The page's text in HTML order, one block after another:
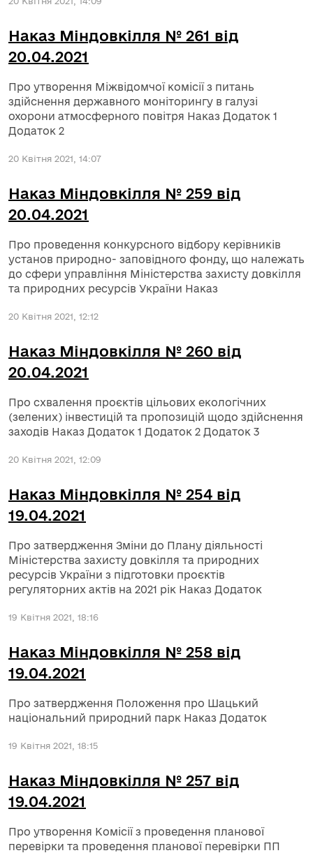
Наказ Міндовкілля № 261 від
20.04.2021
Про утворення Міжвідомчої комісії з питань
здійснення державного моніторингу в галузі
охорони атмосферного повітря Наказ Додаток 1
Додаток 2
20 Квітня 2021, 14:07
Наказ Міндовкілля № 259 від
20.04.2021
Про проведення конкурсного відбору керівників
установ природно- заповідного фонду, що належать
до сфери управління Міністерства захисту довкілля
та природних ресурсів України Наказ
20 Квітня 2021, 12:12
Наказ Міндовкілля № 260 від
20.04.2021
Про схвалення проєктів цільових екологічних
(зелених) інвестицій та пропозицій щодо здійснення
заходів Наказ Додаток 1 Додаток 2 Додаток 3
20 Квітня 2021, 12:09
Наказ Міндовкілля № 254 від
19.04.2021
Про затвердження Зміни до Плану діяльності
Міністерства захисту довкілля та природних
ресурсів України з підготовки проєктів
регуляторних актів на 2021 рік Наказ Додаток
19 Квітня 2021, 18:16
Наказ Міндовкілля № 258 від
19.04.2021
Про затвердження Положення про Шацький
національний природний парк Наказ Додаток
19 Квітня 2021, 18:15
Наказ Міндовкілля № 257 від
19.04.2021
Про утворення Комісії з проведення планової
перевірки та проведення планової перевірки ПП